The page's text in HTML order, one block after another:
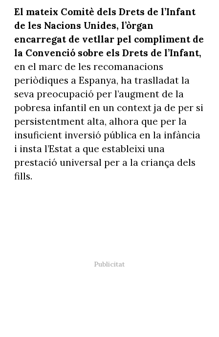
El mateix Comitè dels Drets de l’Infant
de les Nacions Unides, l’òrgan
encarregat de vetllar pel compliment de
la Convenció sobre els Drets de l’Infant,
en el marc de les recomanacions
periòdiques a Espanya, ha traslladat la
seva preocupació per l’augment de la
pobresa infantil en un context ja de per si
persistentment alta, alhora que per la
insuficient inversió pública en la infància
i insta l’Estat a que estableixi una
prestació universal per a la criança dels
fills.